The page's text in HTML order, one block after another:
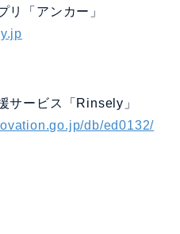
リ「アンカー」
サービス「Rinsely」
db/ed0132/